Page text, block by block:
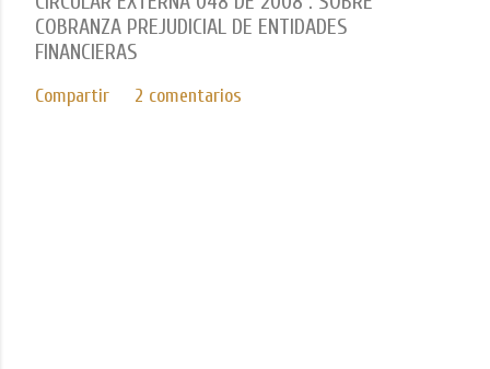
COBRANZA PREJUDICIAL DE ENTIDADES
FINANCIERAS
Compartir 2 comentarios